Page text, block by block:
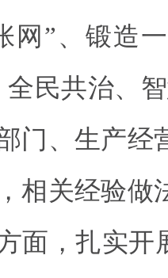
网”、锻造
全民共治、
门、生产经
相关经验做
面，扎实开